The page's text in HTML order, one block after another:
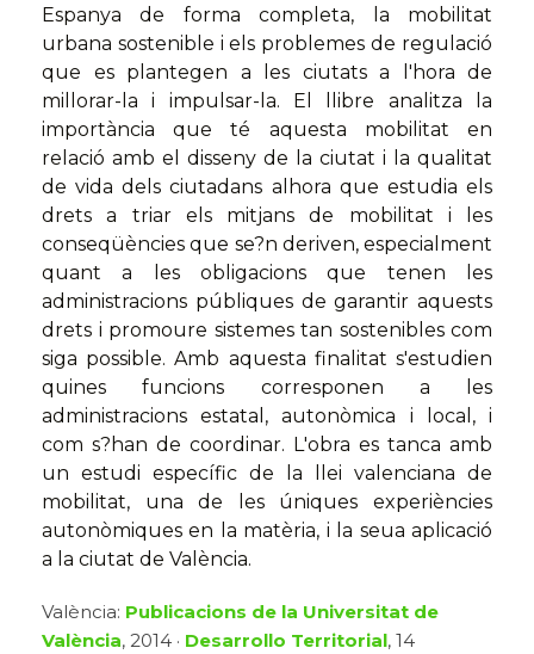
Espanya de forma completa, la mobilitat
urbana sostenible i els problemes de regulació
que es plantegen a les ciutats a l'hora de
millorar-la i impulsar-la. El llibre analitza la
importància que té aquesta mobilitat en
relació amb el disseny de la ciutat i la qualitat
de vida dels ciutadans alhora que estudia els
drets a triar els mitjans de mobilitat i les
conseqüències que se?n deriven, especialment
quant a les obligacions que tenen les
administracions públiques de garantir aquests
drets i promoure sistemes tan sostenibles com
siga possible. Amb aquesta finalitat s'estudien
quines funcions corresponen a les
administracions estatal, autonòmica i local, i
com s?han de coordinar. L'obra es tanca amb
un estudi específic de la llei valenciana de
mobilitat, una de les úniques experiències
autonòmiques en la matèria, i la seua aplicació
a la ciutat de València.
València: Publicacions de la Universitat de
València, 2014 · Desarrollo Territorial, 14